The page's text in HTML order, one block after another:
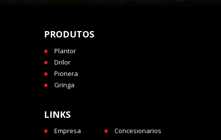
PRODUTOS
Plantor
Drilor
Pionera
Gringa
LINKS
Empresa
Concesionarios